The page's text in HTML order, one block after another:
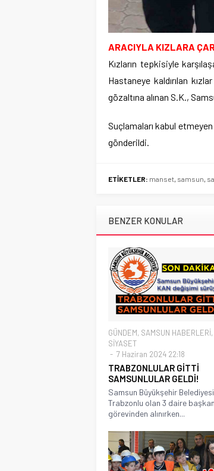
ARACIYLA KIZLARA
Kızların tepkisiyle
Hastaneye kaldırılan
gözaltına alınan S.K.,
Suçlamaları kabul
gönderildi.
ETİKETLER: manset, samsun,
BENZER KONULAR
GÜNDEM, SAMSUN HABERLERİ,
SİYASET
7 Haziran 2024 22:18
TRABZONLULAR GİTTİ
SAMSUNLULAR GELDİ!
Samsun Büyükşehir
Trabzonlu olan 3 daire
görevinden alınırken...